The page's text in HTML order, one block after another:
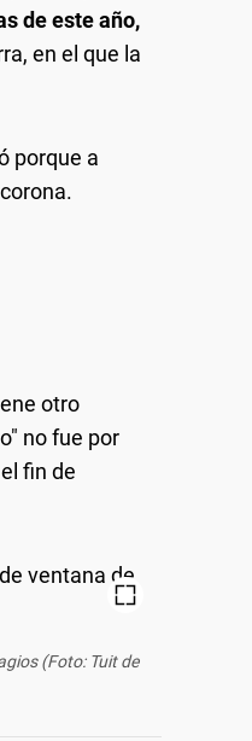
de este año,
en el que la
porque a
otro
no fue por
fin de
(Foto: Tuit de